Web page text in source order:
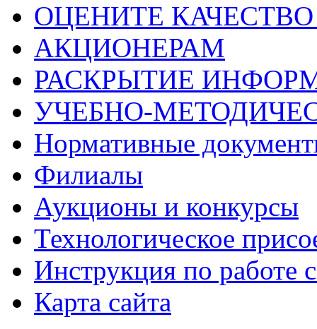
ОЦЕНИТЕ
АКЦИОНЕРАМ
РАСКРЫТИЕ
УЧЕБНО-
Нормативные
Филиалы
Аукционы и конкурсы
Технологическое
Инструкция по работе
Карта сайта